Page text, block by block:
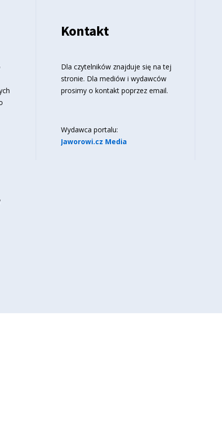
Kontakt
Dla czytelników znajduje się na tej
stronie. Dla mediów i wydawców
prosimy o kontakt poprzez email.
Wydawca portalu:
Jaworowi.cz Media